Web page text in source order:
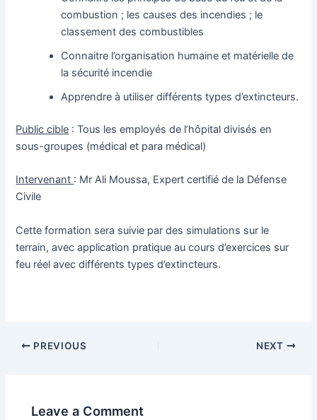
combustion ; les causes des incendies ; le
classement des combustibles
Connaitre l’organisation humaine et matérielle de
la sécurité incendie
Apprendre à utiliser différents types d’extincteurs.
Public cible : Tous les employés de l’hôpital divisés en
sous-groupes (médical et para médical)
Intervenant : Mr Ali Moussa, Expert certifié de la Défense
Civile
Cette formation sera suivie par des simulations sur le
terrain, avec application pratique au cours d’exercices sur
feu réel avec différents types d’extincteurs.
PREVIOUS NEXT
Leave a Comment